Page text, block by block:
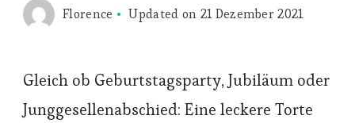
Florence Updated on 21 Dezember 2021
Gleich ob Geburtstagsparty, Jubiläum oder
Junggesellenabschied: Eine leckere Torte